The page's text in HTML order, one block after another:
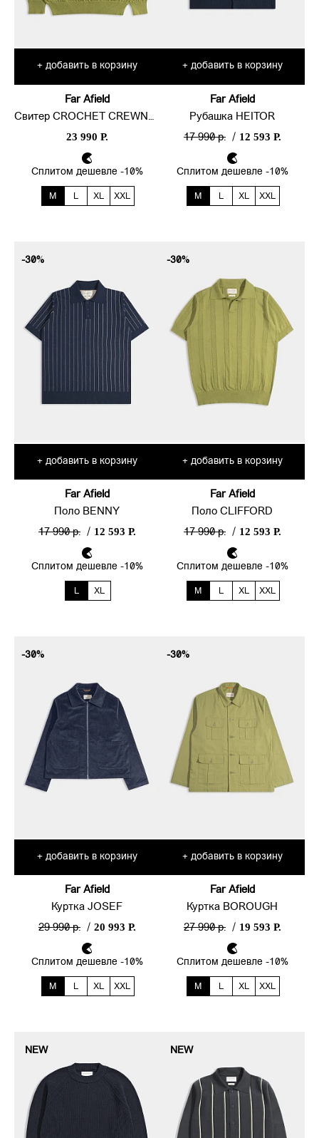
+ добавить в корзину
Far Afield
Свитер CROCHET CREWNECK
23 990 Р.
Сплитом дешевле -10%
M L XL XXL
+ добавить в корзину
Far Afield
Рубашка HEITOR
17 990 р.
/ 12 593 Р.
Сплитом дешевле -10%
M L XL XXL
-30%
+ добавить в корзину
Far Afield
Поло BENNY
17 990 р.
/ 12 593 Р.
Сплитом дешевле -10%
L XL
-30%
+ добавить в корзину
Far Afield
Поло CLIFFORD
17 990 р.
/ 12 593 Р.
Сплитом дешевле -10%
M L XL XXL
-30%
+ добавить в корзину
Far Afield
Куртка JOSEF
29 990 р.
/ 20 993 Р.
Сплитом дешевле -10%
M L XL XXL
-30%
+ добавить в корзину
Far Afield
Куртка BOROUGH
27 990 р.
/ 19 593 Р.
Сплитом дешевле -10%
M L XL XXL
NEW NEW